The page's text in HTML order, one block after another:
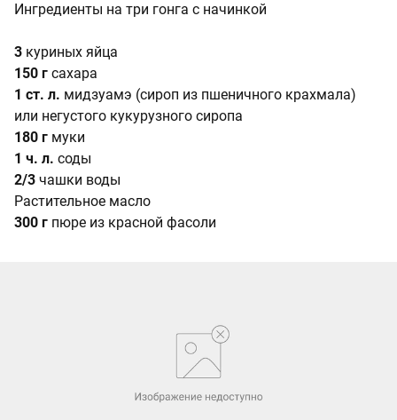
Ингредиенты на три гонга с начинкой
3 куриных яйца
150 г сахара
1 ст. л. мидзуамэ (сироп из пшеничного крахмала)
или негустого кукурузного сиропа
180 г муки
1 ч. л. соды
2/3 чашки воды
Растительное масло
300 г пюре из красной фасоли